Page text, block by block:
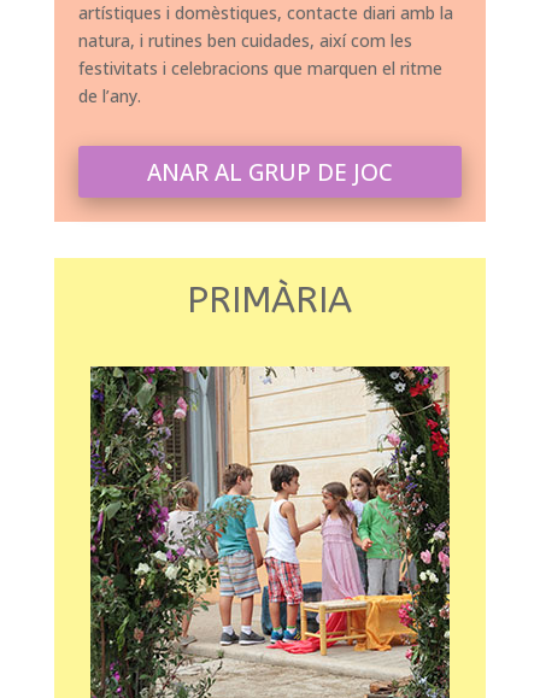
artístiques i domèstiques, contacte diari amb la
natura, i rutines ben cuidades, així com les
festivitats i celebracions que marquen el ritme
de l’any.
ANAR AL GRUP DE JOC
PRIMÀRIA